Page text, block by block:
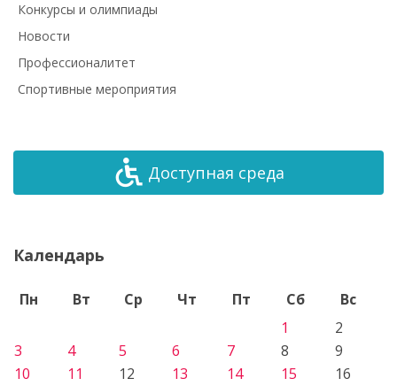
Конкурсы и олимпиады
Новости
Профессионалитет
Спортивные мероприятия
Доступная среда
Календарь
Пн Вт Ср Чт Пт Сб
Вс
1
2
3
4 5 6 7 8
9
10
11 12 13 14 15
16